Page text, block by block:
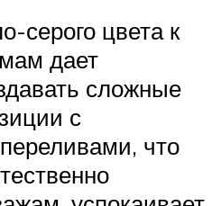
серого цвета к
дает
сложные
с
что